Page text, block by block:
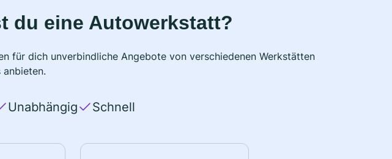
du eine Autowerkstatt?
für dich unverbindliche Angebote von verschiedenen Werkstätten
anbieten.
Unabhängig Schnell